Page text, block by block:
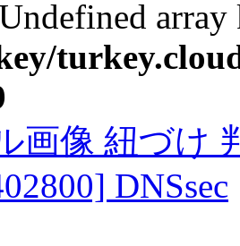
画像 紐づけ
DNSsec